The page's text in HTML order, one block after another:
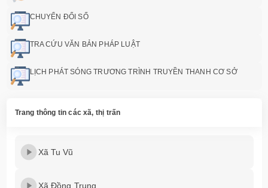
CHUYỂN ĐỔI SỐ
TRA CỨU VĂN BẢN PHÁP LUẬT
LỊCH PHÁT SÓNG TRƯƠNG TRÌNH TRUYỀN THANH CƠ SỞ
Trang thông tin các xã, thị trấn
Xã Tu Vũ
Xã Đồng Trung